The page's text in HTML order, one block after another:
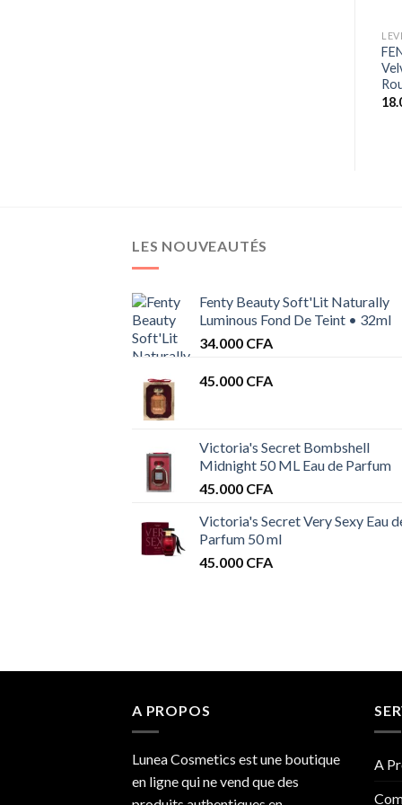
LES NOUVEAUTÉS
Fenty Beauty Soft'Lit Naturally
Luminous Fond De Teint • 32ml
34.000 CFA
45.000 CFA
Victoria's Secret Bombshell
Midnight 50 ML Eau de Parfum
45.000 CFA
Victoria's Secret Very Sexy Eau
Parfum 50 ml
45.000 CFA
A PROPOS
Lunea Cosmetics est une boutique
en ligne qui ne vend que des
A